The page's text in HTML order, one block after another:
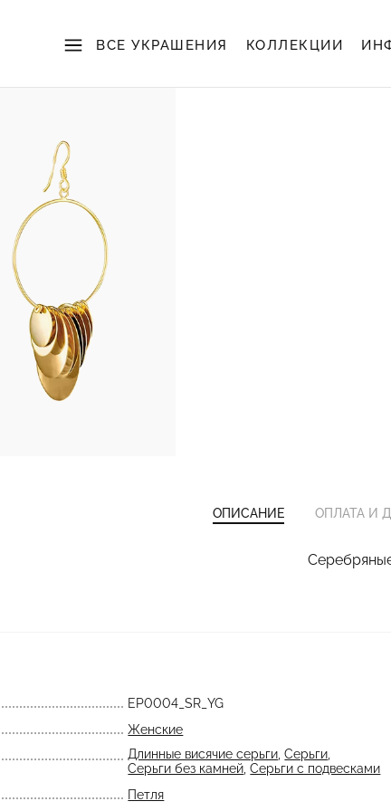
ВСЕ УКРАШЕНИЯ КОЛЛЕКЦИИ
ОПИСАНИЕ ОПЛАТА И
EP0004_SR_YG
Женские
Длинные висячие серьги ,Серьги
Серьги без камней ,Серьги с подвесками
Петля